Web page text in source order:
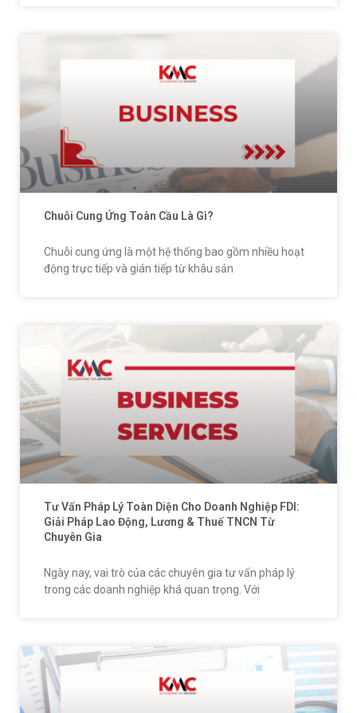
Chuỗi Cung Ứng Toàn Cầu Là Gì?
Chuỗi cung ứng là một hệ thống bao gồm nhiều hoạt
động trực tiếp và gián tiếp từ khâu sản
Tư Vấn Pháp Lý Toàn Diện Cho Doanh Nghiệp FDI:
Giải Pháp Lao Động, Lương & Thuế TNCN Từ
Chuyên Gia
Ngày nay, vai trò của các chuyên gia tư vấn pháp lý
trong các doanh nghiệp khá quan trọng. Với